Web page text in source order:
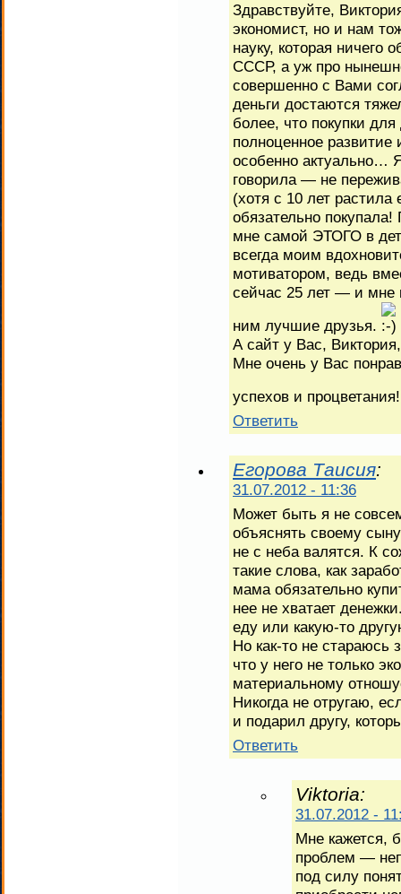
Здравствуйте,
экономист, но и нам
науку, которая ничего
СССР, а уж про
совершенно с Вами
деньги достаются
более, что покупки
полноценное
особенно актуально…
говорила — не
(хотя с 10 лет
обязательно
мне самой ЭТОГО в
всегда моим
мотиватором, ведь
сейчас 25 лет — и мне
ним лучшие друзья.
А сайт у Вас,
Мне очень у Вас
успехов и
Ответить
Егорова Таисия:
31.07.2012 - 11:36
Может быть я не
объяснять своему
не с неба валятся. К
такие слова, как
мама обязательно
нее не хватает
еду или какую-то
Но как-то не стараюсь
что у него не только
материальному
Никогда не отругаю,
и подарил другу,
Ответить
Viktoria:
31.07.2012 -
Мне кажется,
проблем —
под силу